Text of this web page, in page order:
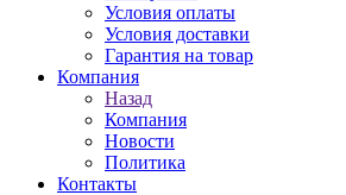
Условия оплаты
Условия доставки
Гарантия на товар
Компания
Назад
Компания
Новости
Политика
Контакты